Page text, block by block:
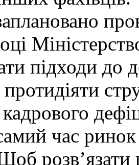
підходи до
час